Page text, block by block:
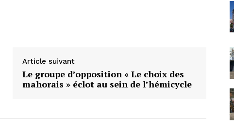
Article suivant
Le groupe d’opposition « Le choix des
mahorais » éclot au sein de l’hémicycle